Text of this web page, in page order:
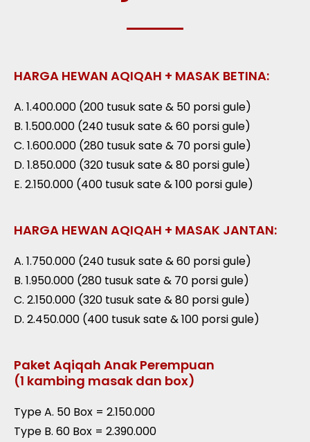
HARGA HEWAN AQIQAH + MASAK BETINA:
A. 1.400.000 (200 tusuk sate & 50 porsi gule)
B. 1.500.000 (240 tusuk sate & 60 porsi gule)
C. 1.600.000 (280 tusuk sate & 70 porsi gule)
D. 1.850.000 (320 tusuk sate & 80 porsi gule)
E. 2.150.000 (400 tusuk sate & 100 porsi gule)
HARGA HEWAN AQIQAH + MASAK JANTAN:
A. 1.750.000 (240 tusuk sate & 60 porsi gule)
B. 1.950.000 (280 tusuk sate & 70 porsi gule)
C. 2.150.000 (320 tusuk sate & 80 porsi gule)
D. 2.450.000 (400 tusuk sate & 100 porsi gule)
Paket Aqiqah Anak Perempuan
(1 kambing masak dan box)
Type A. 50 Box = 2.150.000
Type B. 60 Box = 2.390.000